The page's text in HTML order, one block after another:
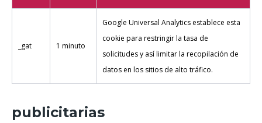
_gat 1 minuto
Google Universal Analytics establece esta
cookie para restringir la tasa de
solicitudes y así limitar la recopilación de
datos en los sitios de alto tráfico.
publicitarias